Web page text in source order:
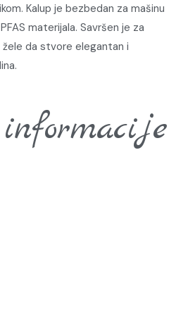
Kalup je bezbedan za mašinu
materijala. Savršen je za
da stvore elegantan i